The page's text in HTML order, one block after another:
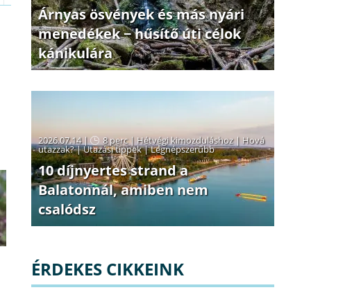
Árnyas ösvények és más nyári
menedékek − hűsítő úti célok
kánikulára
2026.07.14 | 8 perc| Hétvégi kimozduláshoz| Hová
utazzak?|Utazási tippek|Legnépszerűbb
10 díjnyertes strand a
Balatonnál, amiben nem
csalódsz
ÉRDEKES CIKKEINK